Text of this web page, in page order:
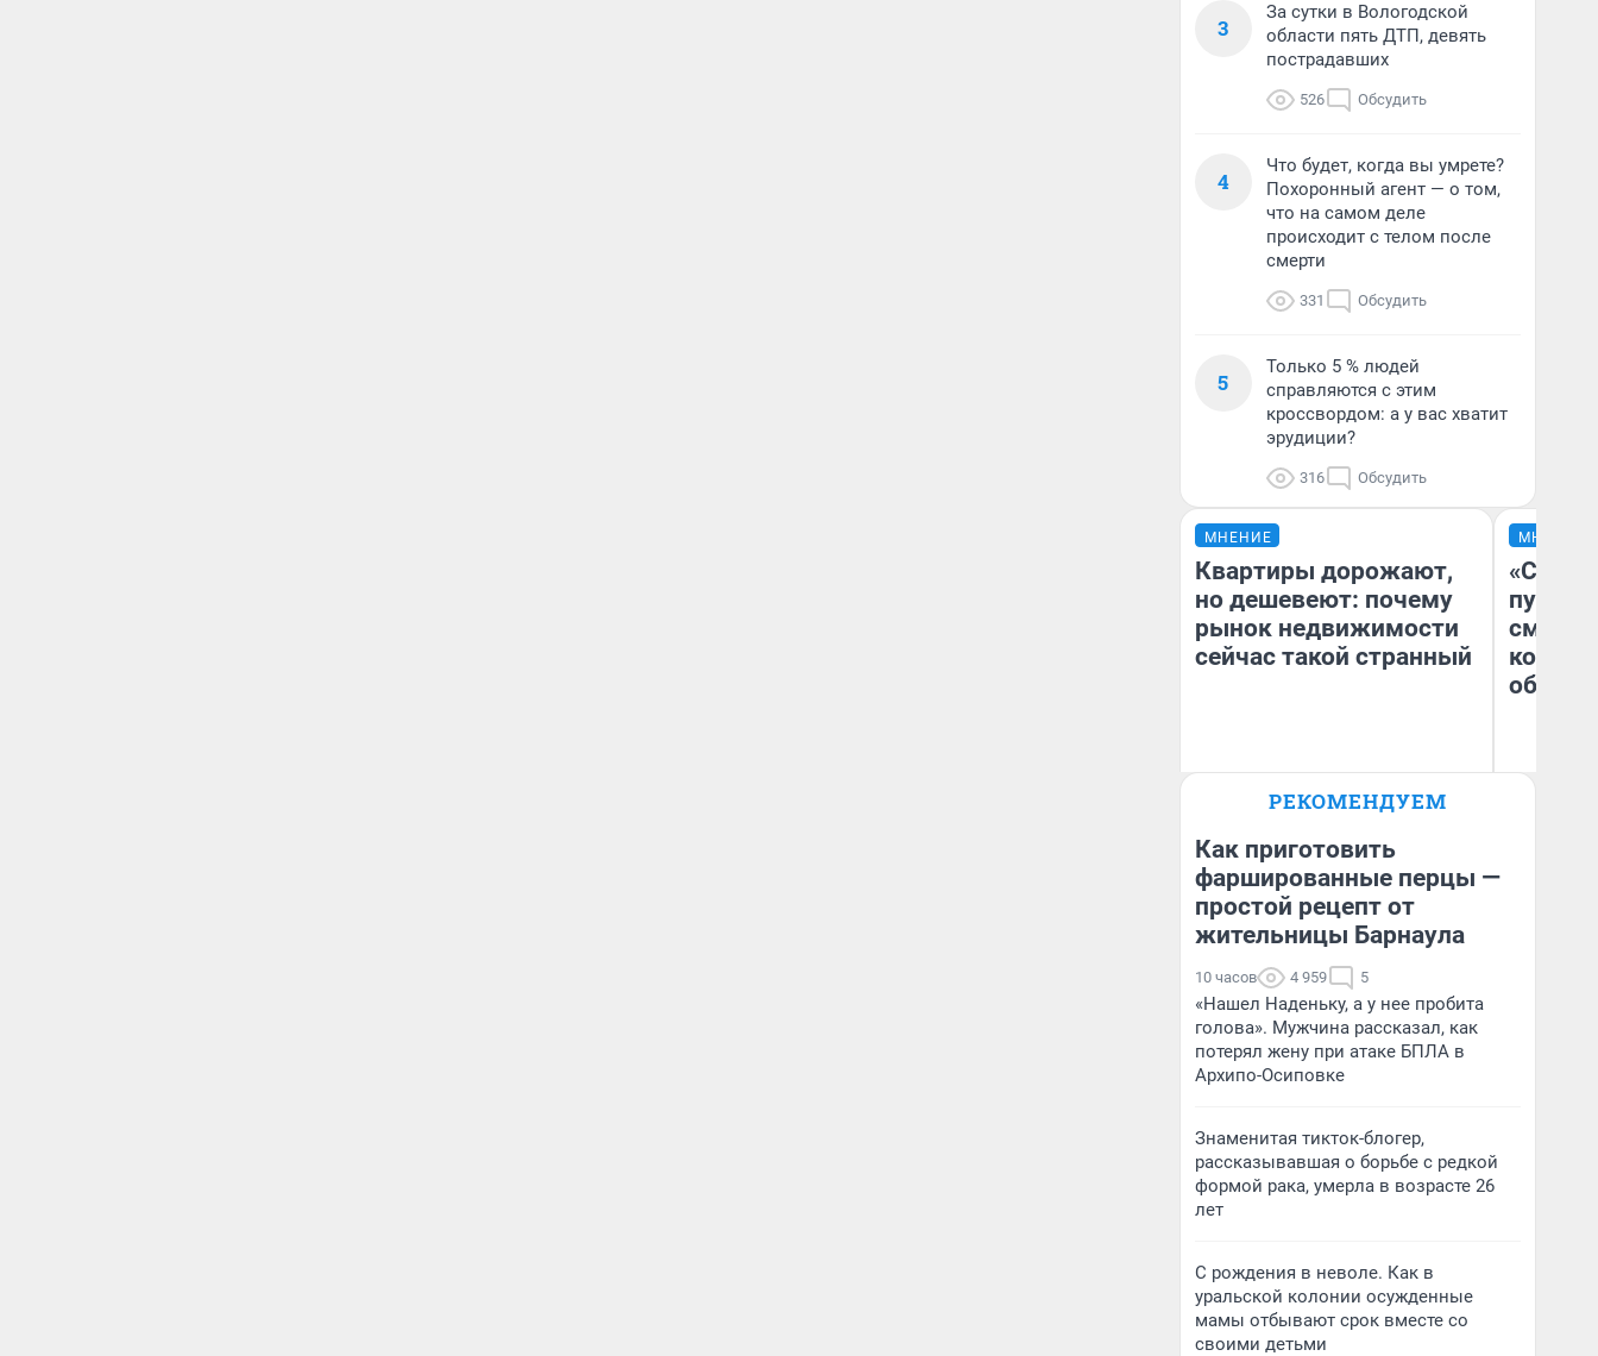
3
За сутки в Вологодской
области пять ДТП, девять
пострадавших
526 Обсудить
4
Что будет, когда вы умрете?
Похоронный агент — о том,
что на самом деле
происходит с телом после
смерти
331 Обсудить
5
Только 5 % людей
справляются с этим
кроссвордом: а у вас хватит
эрудиции?
316 Обсудить
МНЕНИЕ
Квартиры дорожают,
но дешевеют: почему
рынок недвижимости
сейчас такой странный
Екатерина Торопова
недвижимости
МНЕНИЕ
РЕКОМЕНДУЕМ
Как приготовить
фаршированные перцы —
простой рецепт от
жительницы Барнаула
10 часов 4 959 5
«Нашел Наденьку, а у нее пробита
голова». Мужчина рассказал, как
потерял жену при атаке БПЛА в
Архипо-Осиповке
Знаменитая тикток-блогер,
рассказывавшая о борьбе с редкой
формой рака, умерла в возрасте 26
лет
С рождения в неволе. Как в
уральской колонии осужденные
мамы отбывают срок вместе со
своими детьми